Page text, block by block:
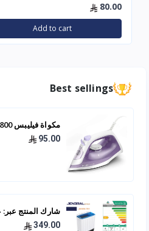
80.00
Add to cart
Best sellings
مكواة فيليبس 1800 واط بخار
95.00
كيلو - JNWM-701
349.00